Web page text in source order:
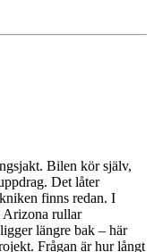
Bilen kör själv,
Det låter
finns redan. I
Arizona rullar
längre bak – här
Frågan är hur långt